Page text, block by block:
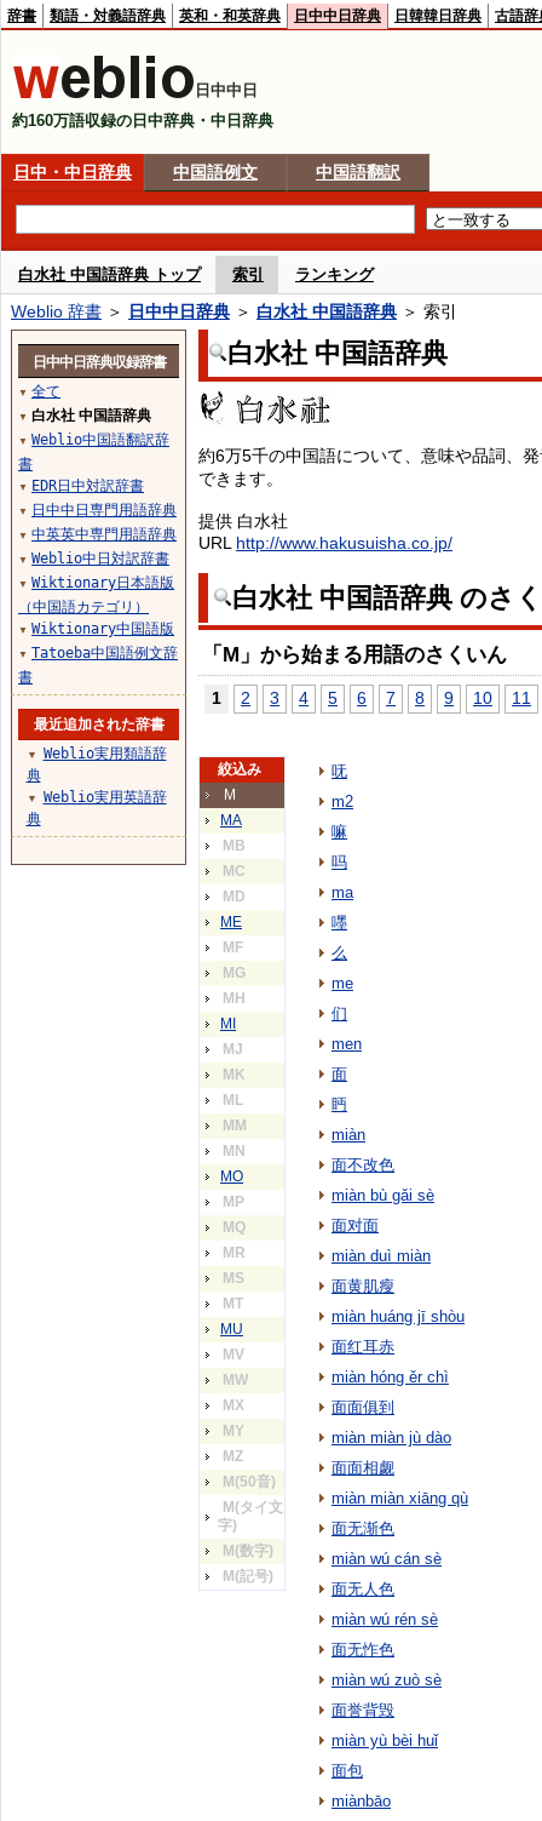
辞書 類語・対義語辞典 英和・和英辞典 日中中日辞典 日韓韓日辞典 古語辞
日中中日
約160万語収録の日中辞典・中日辞典
日中・中日辞典 中国語例文 中国語翻訳
白水社 中国語辞典 トップ 索引 ランキング
Weblio 辞書 ＞ 日中中日辞典 ＞ 白水社 中国語辞典 ＞ 索引
白水社 中国語辞典
約6万5千の中国語について、意味や品詞、
できます。
提供 白水社
URL http://www.hakusuisha.co.jp/
白水社 中国語辞典 のさ
「M」から始まる用語のさくいん
1 2 3 4 5 6 7 8 9 10 11
絞込み
M
MA
MB
MC
MD
ME
MF
MG
MH
MI
MJ
MK
ML
MM
MN
MO
MP
MQ
MR
MS
MT
MU
MV
MW
MX
MY
MZ
M(50音)
M(タイ文
字)
M(数字)
M(記号)
呒
m2
嘛
吗
ma
嚜
么
me
们
men
面
眄
miàn
面不改色
miàn bù gǎi sè
面对面
miàn duì miàn
面黄肌瘦
miàn huáng jī shòu
面红耳赤
miàn hóng ěr chì
面面俱到
miàn miàn jù dào
面面相觑
miàn miàn xiāng qù
面无渐色
miàn wú cán sè
面无人色
miàn wú rén sè
面无怍色
miàn wú zuò sè
面誉背毁
miàn yù bèi huǐ
面包
miànbāo
日中中日辞典収録辞書
▼ 全て
▼ 白水社 中国語辞典
▼ Weblio中国語翻訳辞
書
▼ EDR日中対訳辞書
▼ 日中中日専門用語辞典
▼ 中英英中専門用語辞典
▼ Weblio中日対訳辞書
▼ Wiktionary日本語版
（中国語カテゴリ）
▼ Wiktionary中国語版
▼ Tatoeba中国語例文辞
書
最近追加された辞書
▼
Weblio実用類語辞
典
▼
Weblio実用英語辞
典